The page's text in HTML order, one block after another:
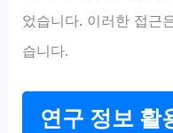
었습니다. 이러한 접근
습니다.
연구 정보 활